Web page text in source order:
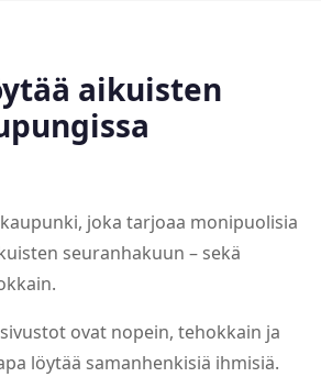
aikuisten
joka tarjoaa monipuolisia
seuranhakuun – sekä
ovat nopein, tehokkain ja
löytää samanhenkisiä ihmisiä.